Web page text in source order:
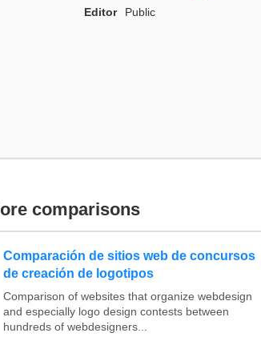
Editor
Public
comparisons
Comparación de sitios web de concursos
de creación de logotipos
Comparison of websites that organize webdesign
and especially logo design contests between
hundreds of webdesigners...